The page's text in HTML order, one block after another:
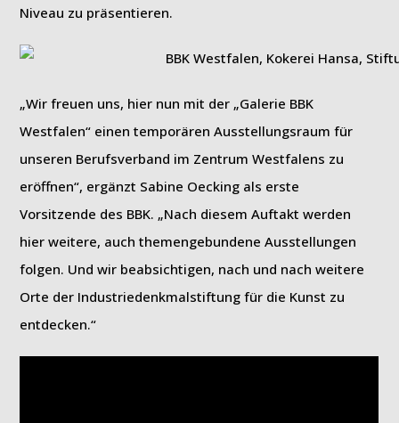
Niveau zu präsentieren.
„Wir freuen uns, hier nun mit der „Galerie BBK
Westfalen“ einen temporären Ausstellungsraum für
unseren Berufsverband im Zentrum Westfalens zu
eröffnen“, ergänzt Sabine Oecking als erste
Vorsitzende des BBK. „Nach diesem Auftakt werden
hier weitere, auch themengebundene Ausstellungen
folgen. Und wir beabsichtigen, nach und nach weitere
Orte der Industriedenkmalstiftung für die Kunst zu
entdecken.“